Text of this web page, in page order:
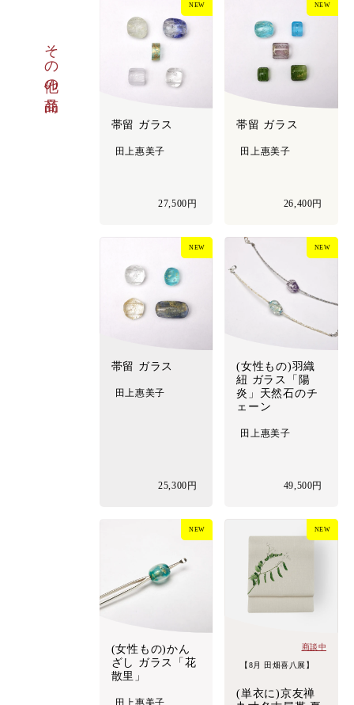
その他の商品
帯留 ガラス
田上惠美子
27,500円
NEW
帯留 ガラス
田上惠美子
26,400円
NEW
帯留 ガラス
田上惠美子
25,300円
NEW
(女性もの)羽織
紐 ガラス「陽
炎」天然石のチ
ェーン
田上惠美子
49,500円
NEW
(女性もの)かん
ざし ガラス「花
散里」
田上惠美子
NEW
商談中
【8月 田畑喜八展】
(単衣に)京友禅
NEW